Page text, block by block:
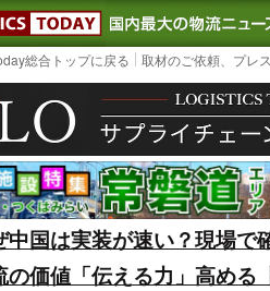
LOGISTICS TODAY
総合トップに戻る 取材のご依頼、プレ
中国は実装が速い？現場で
の価値「伝える力」高める